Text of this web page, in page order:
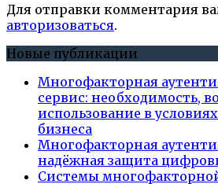
Для отправки комментария
авторизоваться.
Новые публикации
Многофакторная
сервис: необходимость,
использование в
бизнеса
Многофакторная
надёжная защита
Системы